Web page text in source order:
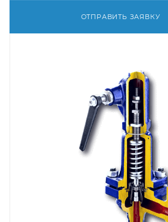
ОТПРАВИТЬ ЗАЯВКУ